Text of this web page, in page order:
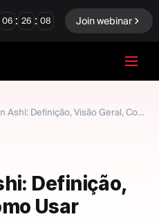
06 : 26 : 06 Join webinar
Velas Heikin Ashi: Definição, Visão Geral, Como Usar
Definição,
Usar
Opções Binárias